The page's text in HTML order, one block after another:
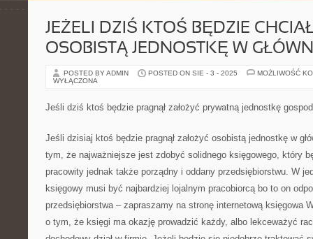
JEŻELI DZIŚ KTOŚ BĘDZIE
OSOBISTĄ JEDNOSTKĘ W
POSTED BY ADMIN POSTED ON SIE - 3 - 2025
MOŻLIWOŚĆ
WYŁĄCZONA
Jeśli dziś ktoś będzie pragnął założyć prywatną jednostkę
Jeśli dzisiaj ktoś będzie pragnął założyć osobistą jednostkę w
tym, że najważniejsze jest zdobyć solidnego księgowego, który
pracowity jednak także porządny i oddany przedsiębiorstwu. W
księgowy musi być najbardziej lojalnym pracobiorcą bo to on
przedsiębiorstwa – zapraszamy na stronę internetową księgowa
o tym, że księgi ma okazję prowadzić każdy, albo lekceważyć